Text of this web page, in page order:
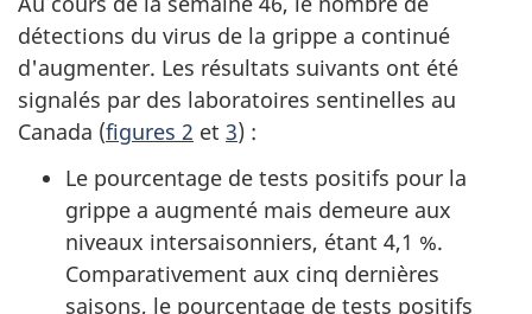
détections du virus de la grippe a continué
d'augmenter. Les résultats suivants ont été
signalés par des laboratoires sentinelles au
Canada (figures 2 et 3) :
Le pourcentage de tests positifs pour la
grippe a augmenté mais demeure aux
niveaux intersaisonniers, étant 4,1 %.
Comparativement aux cinq dernières
saisons, le pourcentage de tests positifs